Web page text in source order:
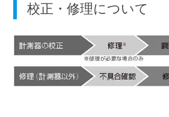
校正・修理について